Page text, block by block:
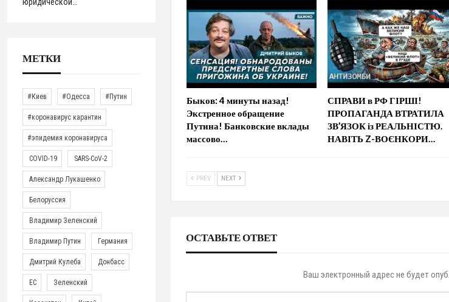
Быков: 4 минуты назад!
Экстренное обращение
Путина! Банковские вклады
массово…
СПРАВИ в РФ ГІРШІ!
ПРОПАГАНДА ВТРАТИЛА
ЗВ’ЯЗОК із РЕАЛЬНІСТЮ.
НАВІТЬ Z-ВОЄНКОРИ…
PREV NEXT
ОСТАВЬТЕ ОТВЕТ
Ваш электронный адрес не будет
юридической…
МЕТКИ
#Киев #Одесса #Путин
#коронавирус карантин
#эпидемия коронавируса
COVID-19 SARS-CoV-2
Александр Лукашенко
Белоруссия
Владимир Зеленский
Владимир Путин Германия
Дмитрий Кулеба Донбасс
ЕС Зеленский